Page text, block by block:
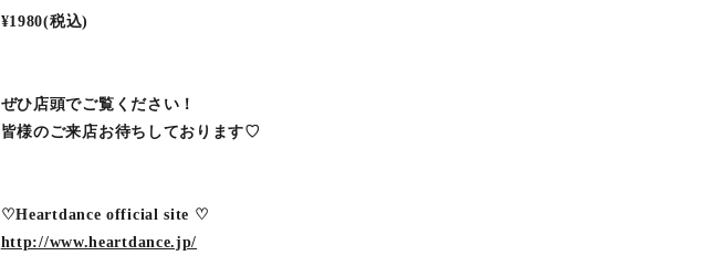
¥1980(税込)
ぜひ店頭でご覧ください！
皆様のご来店お待ちしております♡
♡Heartdance official site ♡
http://www.heartdance.jp/